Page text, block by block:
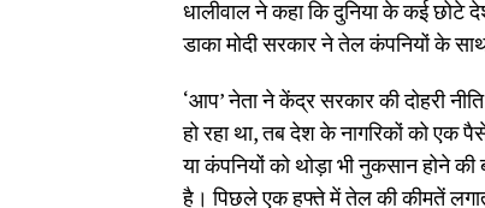
धालीवाल ने कहा कि दुनिया के कई छोटे
डाका मोदी सरकार ने तेल कंपनियों के
‘आप’ नेता ने केंद्र सरकार की दोहरी
हो रहा था, तब देश के नागरिकों को एक
या कंपनियों को थोड़ा भी नुकसान होने
है। पिछले एक हफ्ते में तेल की कीमतें